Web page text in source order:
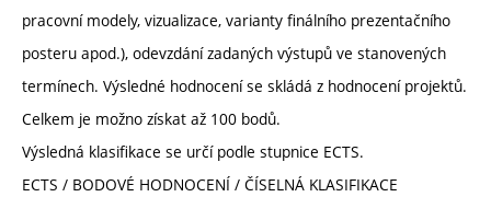
pracovní modely, vizualizace, varianty finálního prezentačního
posteru apod.), odevzdání zadaných výstupů ve stanovených
termínech. Výsledné hodnocení se skládá z hodnocení projektů.
Celkem je možno získat až 100 bodů.
Výsledná klasifikace se určí podle stupnice ECTS.
ECTS / BODOVÉ HODNOCENÍ / ČÍSELNÁ KLASIFIKACE